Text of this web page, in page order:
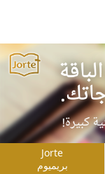
Jorte
بريميوم